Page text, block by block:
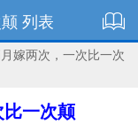
列表
嫁两次，一次比一次
一次颠